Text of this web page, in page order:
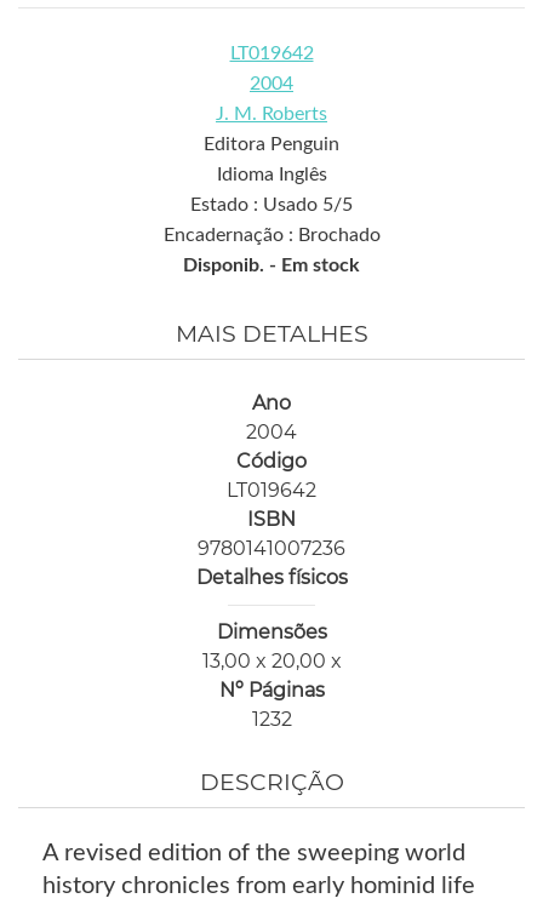
LT019642
2004
J. M. Roberts
Editora Penguin
Idioma Inglês
Estado : Usado 5/5
Encadernação : Brochado
Disponib. - Em stock
MAIS DETALHES
Ano
2004
Código
LT019642
ISBN
9780141007236
Detalhes físicos
Dimensões
13,00 x 20,00 x
Nº Páginas
1232
DESCRIÇÃO
A revised edition of the sweeping world
history chronicles from early hominid life